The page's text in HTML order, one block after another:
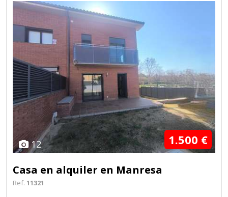
12 1.500 €
Casa en alquiler en Manresa
Ref. 11321